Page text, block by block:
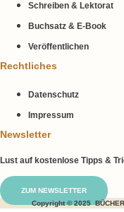
Schreiben & Lektorat
Buchsatz & E-Book
Veröffentlichen
Rechtliches
Datenschutz
Impressum
Newsletter
Lust auf kostenlose Tipps &
ZUM NEWSLETTER
Copyright © 2025